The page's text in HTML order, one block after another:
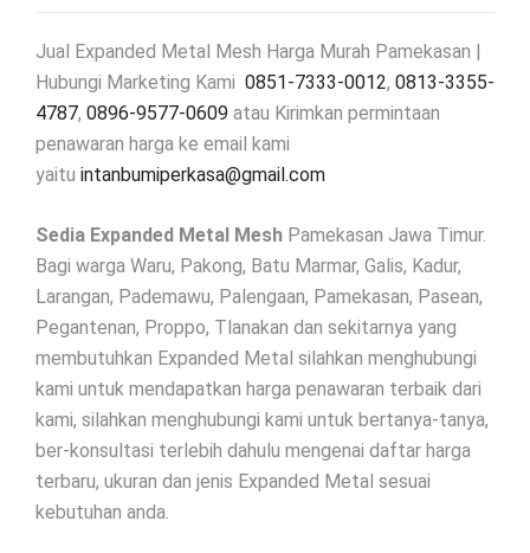
Jual Expanded Metal Mesh Harga Murah Pamekasan |
Hubungi Marketing Kami 0851-7333-0012, 0813-3355-
4787, 0896-9577-0609 atau Kirimkan permintaan
penawaran harga ke email kami
yaitu intanbumiperkasa@gmail.com
Sedia Expanded Metal Mesh Pamekasan Jawa Timur.
Bagi warga Waru, Pakong, Batu Marmar, Galis, Kadur,
Larangan, Pademawu, Palengaan, Pamekasan, Pasean,
Pegantenan, Proppo, Tlanakan dan sekitarnya yang
membutuhkan Expanded Metal silahkan menghubungi
kami untuk mendapatkan harga penawaran terbaik dari
kami, silahkan menghubungi kami untuk bertanya-tanya,
ber-konsultasi terlebih dahulu mengenai daftar harga
terbaru, ukuran dan jenis Expanded Metal sesuai
kebutuhan anda.